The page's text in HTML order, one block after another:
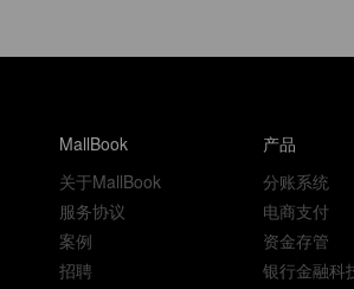
MallBook
关于MallBook
服务协议
案例
招聘
产品
分账系统
电商支付
资金存管
银行金融科